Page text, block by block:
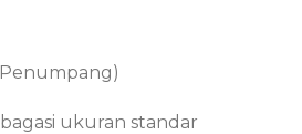
Penumpang)
ukuran standar